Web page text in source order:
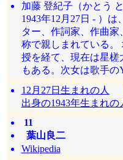
加藤 登紀子（かとう
1943年12月27日 - ）
ター、作詞家、作曲
称で親しまれている。
授を経て、現在は星
もある。次女は歌手の
12月27日生まれの人
出身の1943年生まれの
11
葉山良二
Wikipedia